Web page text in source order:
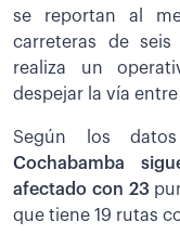
se reportan al
carreteras de
realiza un
despejar la vía
Según los
Cochabamba
afectado con 23
que tiene 19 rutas